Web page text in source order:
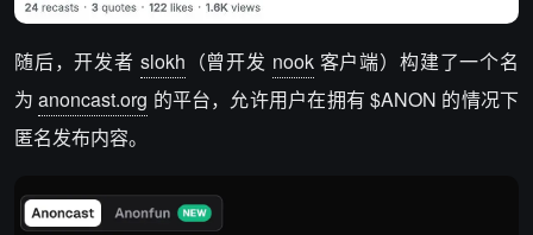
随后，开发者 slokh （曾开发 nook客户端）构建了一个名
为anoncast.org 的平台，允许用户在拥有 $ANON 的情况下
匿名发布内容。